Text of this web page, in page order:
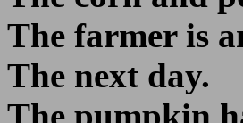
The farmer is
The next day.
The pumpkin